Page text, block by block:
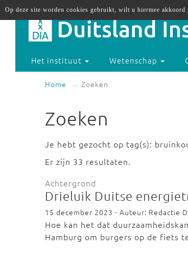
Het instituut Wetenschap
Home Zoeken
Zoeken
Je hebt gezocht op tag(s):
Er zijn 33 resultaten.
Achtergrond
Drieluik Duitse
15 december 2023 - Auteur: Redactie
Hoe kan het dat
Hamburg om burgers op de fiets
Op deze site worden cookies gebruikt, wilt u hiermee akkoord